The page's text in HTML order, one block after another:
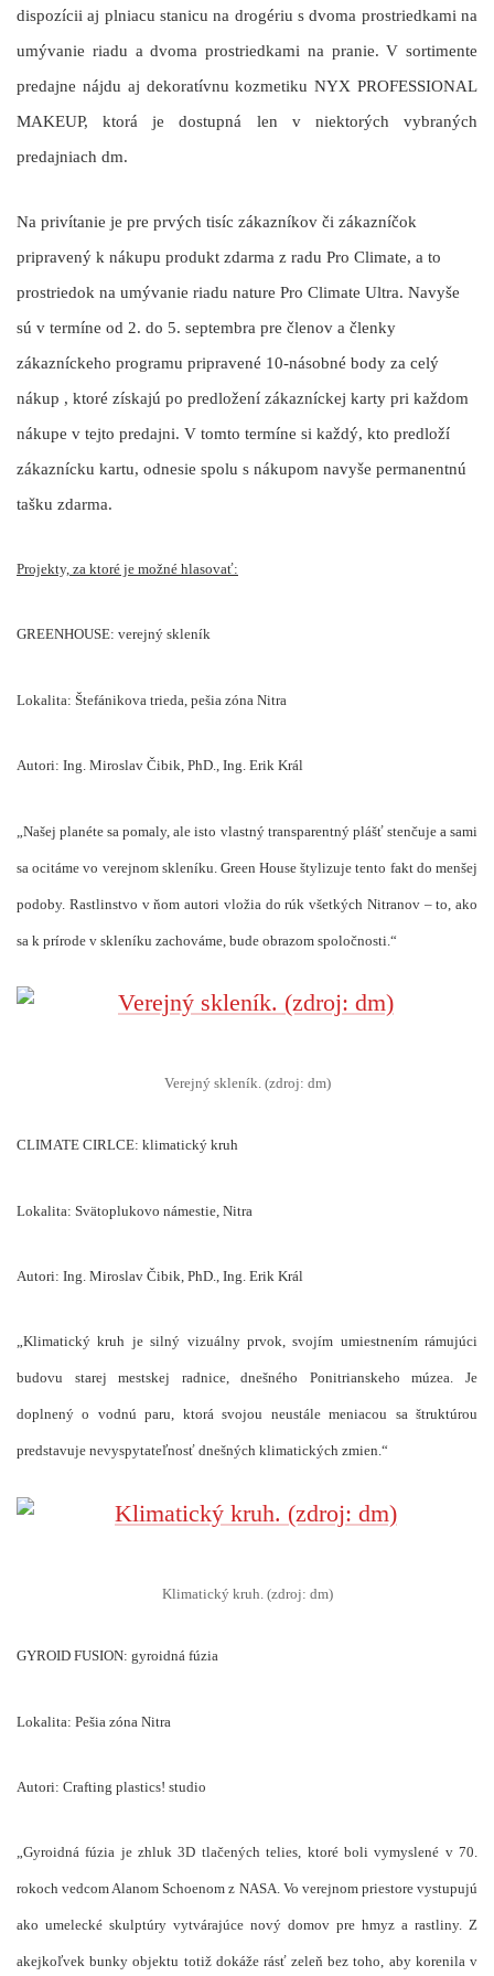
dispozícii aj plniacu stanicu na drogériu s dvoma prostriedkami na
umývanie riadu a dvoma prostriedkami na pranie. V sortimente
predajne nájdu aj dekoratívnu kozmetiku NYX PROFESSIONAL
MAKEUP, ktorá je dostupná len v niektorých vybraných
predajniach dm.
Na privítanie je pre prvých tisíc zákazníkov či zákazníčok
pripravený k nákupu produkt zdarma z radu Pro Climate, a to
prostriedok na umývanie riadu nature Pro Climate Ultra. Navyše
sú v termíne od 2. do 5. septembra pre členov a členky
zákazníckeho programu pripravené 10-násobné body za celý
nákup , ktoré získajú po predložení zákazníckej karty pri každom
nákupe v tejto predajni. V tomto termíne si každý, kto predloží
zákaznícku kartu, odnesie spolu s nákupom navyše permanentnú
tašku zdarma.
Projekty, za ktoré je možné hlasovať:
GREENHOUSE: verejný skleník
Lokalita: Štefánikova trieda, pešia zóna Nitra
Autori: Ing. Miroslav Čibik, PhD., Ing. Erik Král
„Našej planéte sa pomaly, ale isto vlastný transparentný plášť stenčuje a sami
sa ocitáme vo verejnom skleníku. Green House štylizuje tento fakt do menšej
podoby. Rastlinstvo v ňom autori vložia do rúk všetkých Nitranov – to, ako
sa k prírode v skleníku zachováme, bude obrazom spoločnosti.“
Verejný skleník. (zdroj: dm)
CLIMATE CIRLCE: klimatický kruh
Lokalita: Svätoplukovo námestie, Nitra
Autori: Ing. Miroslav Čibik, PhD., Ing. Erik Král
„Klimatický kruh je silný vizuálny prvok, svojím umiestnením rámujúci
budovu starej mestskej radnice, dnešného Ponitrianskeho múzea. Je
doplnený o vodnú paru, ktorá svojou neustále meniacou sa štruktúrou
predstavuje nevyspytateľnosť dnešných klimatických zmien.“
Klimatický kruh. (zdroj: dm)
GYROID FUSION: gyroidná fúzia
Lokalita: Pešia zóna Nitra
Autori: Crafting plastics! studio
„Gyroidná fúzia je zhluk 3D tlačených telies, ktoré boli vymyslené v 70.
rokoch vedcom Alanom Schoenom z NASA. Vo verejnom priestore vystupujú
ako umelecké skulptúry vytvárajúce nový domov pre hmyz a rastliny. Z
akejkoľvek bunky objektu totiž dokáže rásť zeleň bez toho, aby korenila v